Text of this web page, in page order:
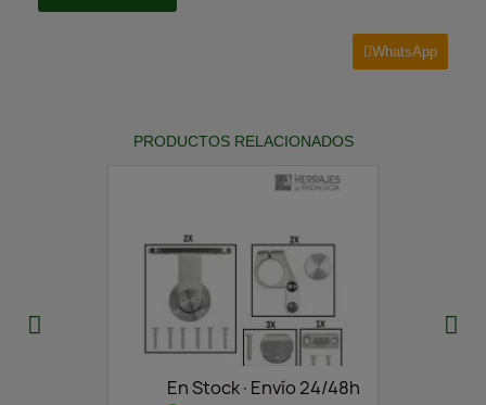
WhatsApp
PRODUCTOS RELACIONADOS
En Stock·Envío 24/48h